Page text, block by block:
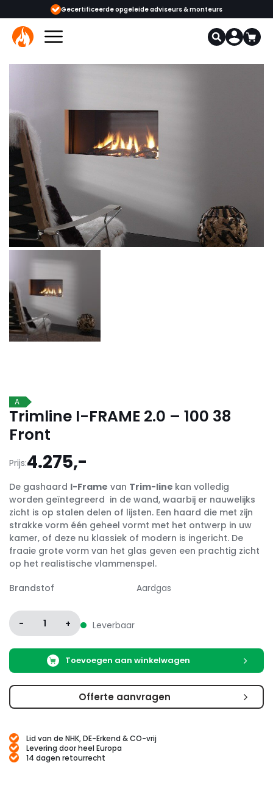
opgeleide adviseurs & monteurs 1000+ kachels en
A
Trimline I-FRAME 2.0 – 100 38
Front
Prijs:4.275,-
De gashaard I-Frame van Trim-line kan volledig
worden geïntegreerd in de wand, waarbij er nauwelijks
zicht is op stalen delen of lijsten. Een haard die met zijn
strakke vorm één geheel vormt met het ontwerp in uw
kamer, of deze nu klassiek of modern is ingericht. De
fraaie grote vorm van het glas geven een prachtig zicht
op het realistische vlammenspel.
Brandstof
Aardgas
- 1 + Leverbaar
Toevoegen aan winkelwagen
Offerte aanvragen
Lid van de NHK, DE-Erkend & CO-vrij
Levering door heel Europa
14 dagen retourrecht